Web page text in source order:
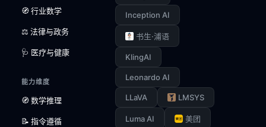
🧭 行业数学
⚖️ 法律与政务
🩺 医疗与健康
能力维度
🧭 数学推理
📝 指令遵循
Inception AI
书生·浦语
KlingAI
Leonardo AI
LLaVA LMSYS
Luma AI 美团